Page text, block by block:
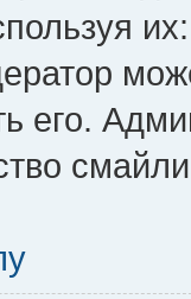
его.